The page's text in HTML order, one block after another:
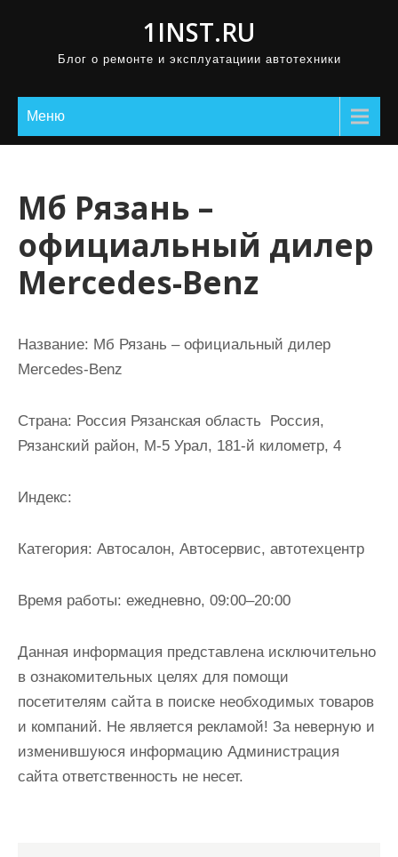
1INST.RU
Блог о ремонте и эксплуатациии автотехники
Меню
Мб Рязань –
официальный дилер
Mercedes-Benz
Название: Мб Рязань – официальный дилер
Mercedes-Benz
Страна: Россия Рязанская область Россия,
Рязанский район, М-5 Урал, 181-й километр, 4
Индекс:
Категория: Автосалон, Автосервис, автотехцентр
Время работы: ежедневно, 09:00–20:00
Данная информация представлена исключительно
в ознакомительных целях для помощи
посетителям сайта в поиске необходимых товаров
и компаний. Не является рекламой! За неверную и
изменившуюся информацию Администрация
сайта ответственность не несет.